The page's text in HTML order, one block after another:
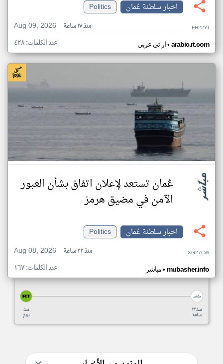
اخبار سلطنة عُمان
Politics
Aug 09, 2026
منذ ١٧ ساعة FH22YI
ار تي عربي• arabic.rt.com عدد الكلمات: ٤٢٨
عُمان تستعد لإعلان اتفاق بشأن العبور
الآمن في مضيق هرمز
اخبار سلطنة عُمان
Politics
Aug 08, 2026
منذ ٢٢ ساعة XG27CW
مباشر• mubasher.info عدد الكلمات: ١٦٧
منذ
يوم
منذ ٢٢
ساعة